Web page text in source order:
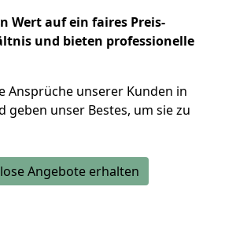
Wert auf ein faires Preis-
und bieten professionelle
Ansprüche unserer Kunden in
geben unser Bestes, um sie zu
Angebote erhalten